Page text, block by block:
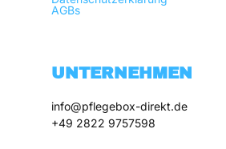
AGBs
UNTERNEHMEN
info@pflegebox-direkt.de
+49 2822 9757598